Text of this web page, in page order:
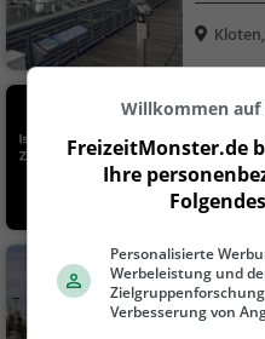
Park in
Willkommen auf
FreizeitMonster.de
Ihre
Personalisierte
Werbeleistung und
Verbesserung von